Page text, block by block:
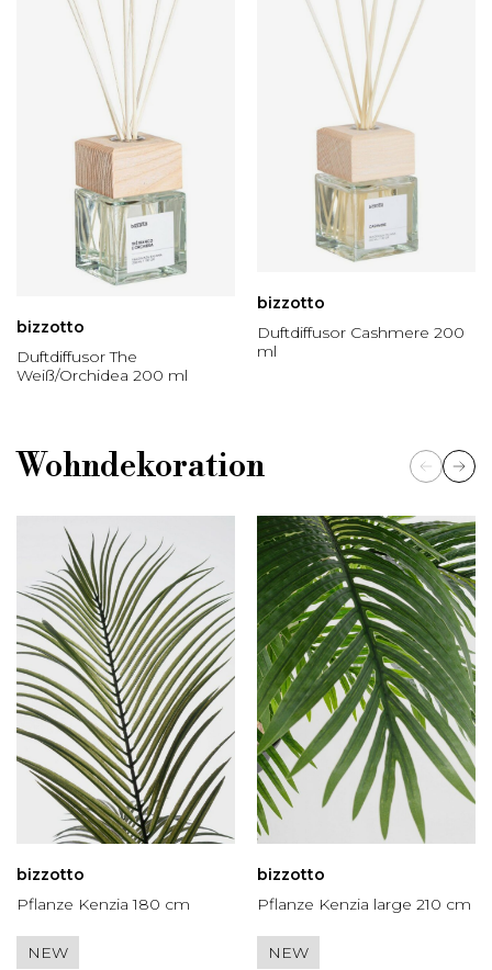
bizzotto
Duftdiffusor The
Weiß/Orchidea 200 ml
bizzotto
Duftdiffusor Cashmere 200
ml
Wohndekoration
bizzotto
Pflanze Kenzia 180 cm
NEW
bizzotto
Pflanze Kenzia large 210 cm
NEW